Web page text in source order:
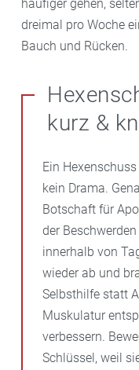
häufiger gehen,
dreimal pro Woche
Bauch und Rücken.
kurz &
Ein
kein Drama.
Botschaft für
der
innerhalb von
wieder ab und
Selbsthilfe statt
Muskulatur
verbessern.
Schlüssel, weil